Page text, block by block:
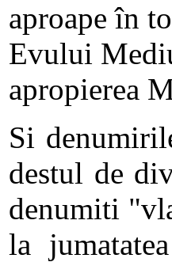
aproape în
Evului
apropierea
Si
destul de
denumiti
la